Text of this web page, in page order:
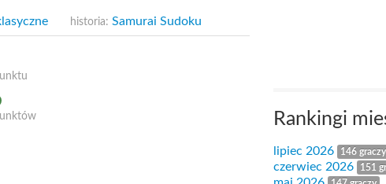
historia: Samurai Sudoku
Rankingi
lipiec 2026 146 graczy
czerwiec 2026 151